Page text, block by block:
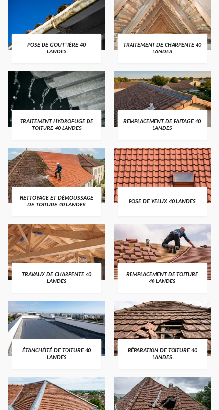
POSE DE GOUTTIÈRE 40
LANDES
TRAITEMENT DE CHARPENTE 40
LANDES
TRAITEMENT HYDROFUGE DE
TOITURE 40 LANDES
REMPLACEMENT DE FAITAGE 40
LANDES
NETTOYAGE ET DÉMOUSSAGE
DE TOITURE 40 LANDES
POSE DE VELUX 40 LANDES
TRAVAUX DE CHARPENTE 40
LANDES
REMPLACEMENT DE TOITURE
40 LANDES
ÉTANCHÉITÉ DE TOITURE 40
LANDES
RÉPARATION DE TOITURE 40
LANDES